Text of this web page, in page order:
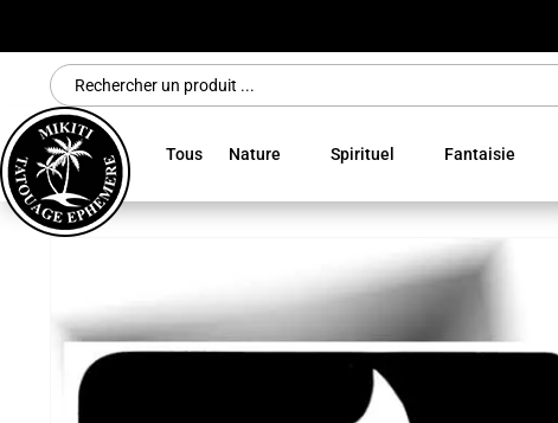
Search
for:
Tous Nature Spirituel Fantaisie